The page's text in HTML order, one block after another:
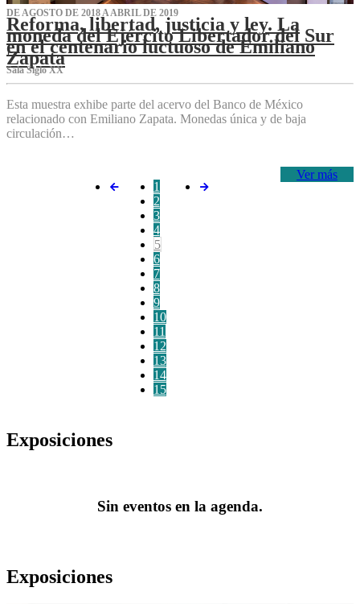
DE AGOSTO DE 2018 A ABRIL DE 2019
Reforma, libertad, justicia y ley. La
moneda del Ejército Libertador del Sur
en el centenario luctuoso de Emiliano
Zapata
Sala Siglo XX
Esta muestra exhibe parte del acervo del Banco de México
relacionado con Emiliano Zapata. Monedas única y de baja
circulación…
Ver más
1
2
3
4
5
6
7
8
9
10
11
12
13
14
15
Exposiciones
Sin eventos en la agenda.
Exposiciones